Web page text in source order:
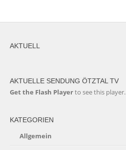
AKTUELL
AKTUELLE SENDUNG ÖTZTAL TV
Get the Flash Playerto see this player.
KATEGORIEN
Allgemein